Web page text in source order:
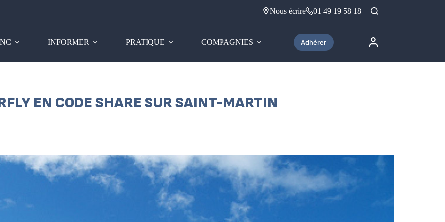
Nous écrire 01 49 19 58 18
INFORMER PRATIQUE COMPAGNIES Adhérer
EN CODE SHARE SUR SAINT-MARTIN